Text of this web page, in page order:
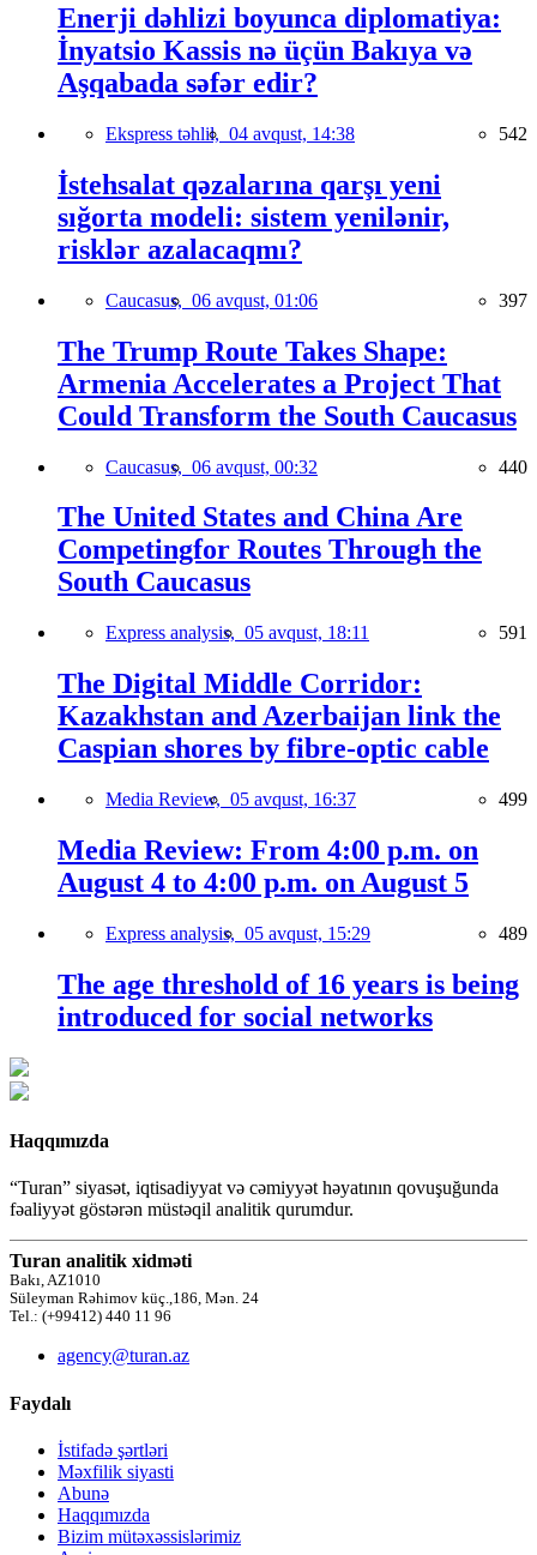
Enerji dəhlizi boyunca diplomatiya:
İnyatsio Kassis nə üçün Bakıya və
Aşqabada səfər edir?
Ekspress təhlil, 04 avqust, 14:38 542
İstehsalat qəzalarına qarşı yeni
sığorta modeli: sistem yenilənir,
risklər azalacaqmı?
Caucasus, 06 avqust, 01:06 397
The Trump Route Takes Shape:
Armenia Accelerates a Project That
Could Transform the South Caucasus
Caucasus, 06 avqust, 00:32 440
The United States and China Are
Competingfor Routes Through the
South Caucasus
Express analysis, 05 avqust, 18:11 591
The Digital Middle Corridor:
Kazakhstan and Azerbaijan link the
Caspian shores by fibre-optic cable
Media Review, 05 avqust, 16:37 499
Media Review: From 4:00 p.m. on
August 4 to 4:00 p.m. on August 5
Express analysis, 05 avqust, 15:29 489
The age threshold of 16 years is being
introduced for social networks
Haqqımızda
“Turan” siyasət, iqtisadiyyat və cəmiyyət həyatının qovuşuğunda
fəaliyyət göstərən müstəqil analitik qurumdur.
Turan analitik xidməti
Bakı, AZ1010
Süleyman Rəhimov küç.,186, Mən. 24
Tel.: (+99412) 440 11 96
agency@turan.az
Faydalı
İstifadə şərtləri
Məxfilik siyasti
Abunə
Haqqımızda
Bizim mütəxəssislərimiz